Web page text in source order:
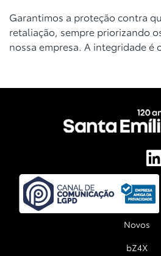
Garantimos a proteção contra
retaliação, sempre priorizando
nossa empresa. A integridade é
Novos
bZ4X